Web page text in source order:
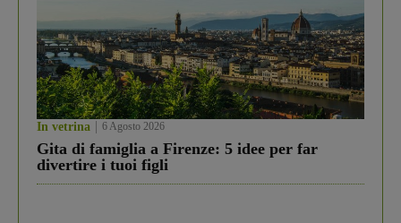
In vetrina 6 Agosto 2026
Gita di famiglia a Firenze: 5 idee per far
divertire i tuoi figli